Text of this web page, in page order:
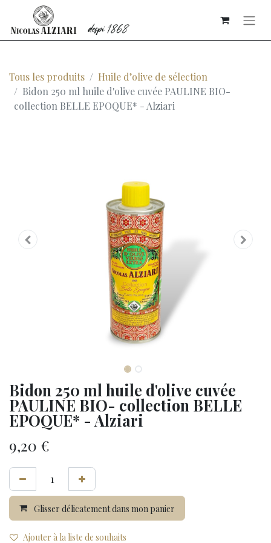
Tous les produits
Huile d’olive de sélection
Bidon 250 ml huile d'olive cuvée PAULINE BIO-
collection BELLE EPOQUE* - Alziari
Bidon 250 ml huile d'olive cuvée
PAULINE BIO- collection BELLE
EPOQUE* - Alziari
9,20 €
Glisser délicatement dans mon panier
Ajouter à la liste de souhaits